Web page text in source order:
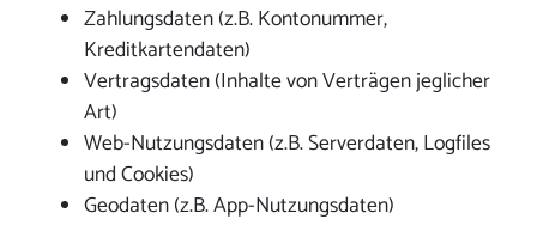
Zahlungsdaten (z.B. Kontonummer,
Kreditkartendaten)
Vertragsdaten (Inhalte von Verträgen jeglicher
Art)
Web-Nutzungsdaten (z.B. Serverdaten, Logfiles
und Cookies)
Geodaten (z.B. App-Nutzungsdaten)